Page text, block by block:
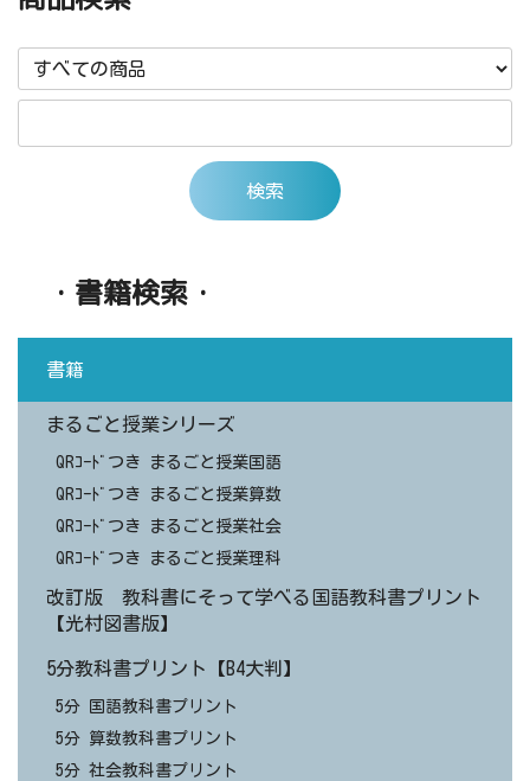
・書籍検索・
書籍
まるごと授業シリーズ
QRｺｰﾄﾞつき まるごと授業国語
QRｺｰﾄﾞつき まるごと授業算数
QRｺｰﾄﾞつき まるごと授業社会
QRｺｰﾄﾞつき まるごと授業理科
改訂版 教科書にそって学べる国語教科書プリント
【光村図書版】
5分教科書プリント【B4大判】
5分 国語教科書プリント
5分 算数教科書プリント
5分 社会教科書プリント